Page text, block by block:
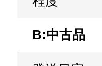
B:中古品